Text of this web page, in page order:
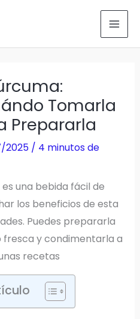
Tomarla
Prepararla
2025 / 4 minutos de
es una bebida fácil de
los beneficios de esta
Puedes prepararla
y condimentarla a
recetas